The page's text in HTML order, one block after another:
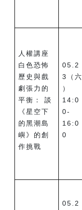
人權講座
白色恐怖
歷史與戲
劇張力的
平衡： 談
《星空下
的黑潮島
嶼》的創
作挑戰
05.2
3（六
）
14:0
0-
16:0
0
05.2